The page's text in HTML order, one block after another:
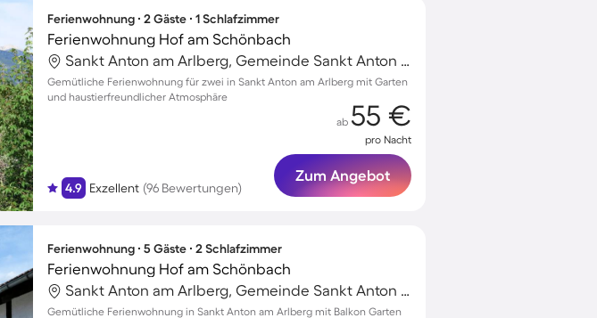
Ferienwohnung ∙ 2 Gäste ∙ 1 Schlafzimmer
Ferienwohnung Hof am Schönbach
Sankt Anton am Arlberg, Gemeinde Sankt Anton am Arlberg, Österreich
Gemütliche Ferienwohnung für zwei in Sankt Anton am Arlberg mit Garten
und haustierfreundlicher Atmosphäre
4.9 Exzellent (96 Bewertungen)
ab 55 €
pro Nacht
Zum Angebot
Ferienwohnung ∙ 5 Gäste ∙ 2 Schlafzimmer
Ferienwohnung Hof am Schönbach
Sankt Anton am Arlberg, Gemeinde Sankt Anton am Arlberg, Österreich
Gemütliche Ferienwohnung in Sankt Anton am Arlberg mit Balkon Garten